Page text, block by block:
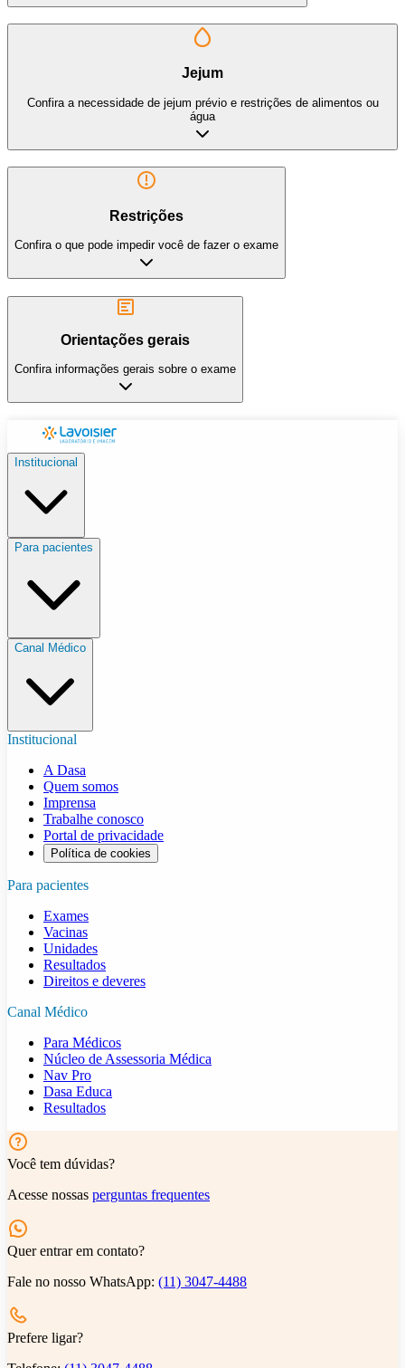
Jejum
Confira a necessidade de jejum prévio e restrições de alimentos ou
água
Restrições
Confira o que pode impedir você de fazer o exame
Orientações gerais
Confira informações gerais sobre o exame
Institucional
Para pacientes
Canal Médico
Institucional
A Dasa
Quem somos
Imprensa
Trabalhe conosco
Portal de privacidade
Política de cookies
Para pacientes
Exames
Vacinas
Unidades
Resultados
Direitos e deveres
Canal Médico
Para Médicos
Núcleo de Assessoria Médica
Nav Pro
Dasa Educa
Resultados
Você tem dúvidas?
Acesse nossas perguntas frequentes
Quer entrar em contato?
Fale no nosso WhatsApp: (11) 3047-4488
Prefere ligar?